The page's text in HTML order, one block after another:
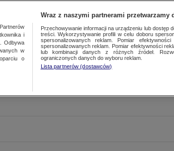
i
Odbywa
w
o
Wraz z naszymi partnerami przetwarzamy
Przechowywanie informacji na urządzeniu lub dostęp
treści. Wykorzystywanie profili w celu doboru
spersonalizowanych reklam. Pomiar
spersonalizowanych reklam. Pomiar efektywności
lub kombinacji danych z różnych źródeł.
ograniczonych danych do wyboru reklam.
Lista partnerów (dostawców)